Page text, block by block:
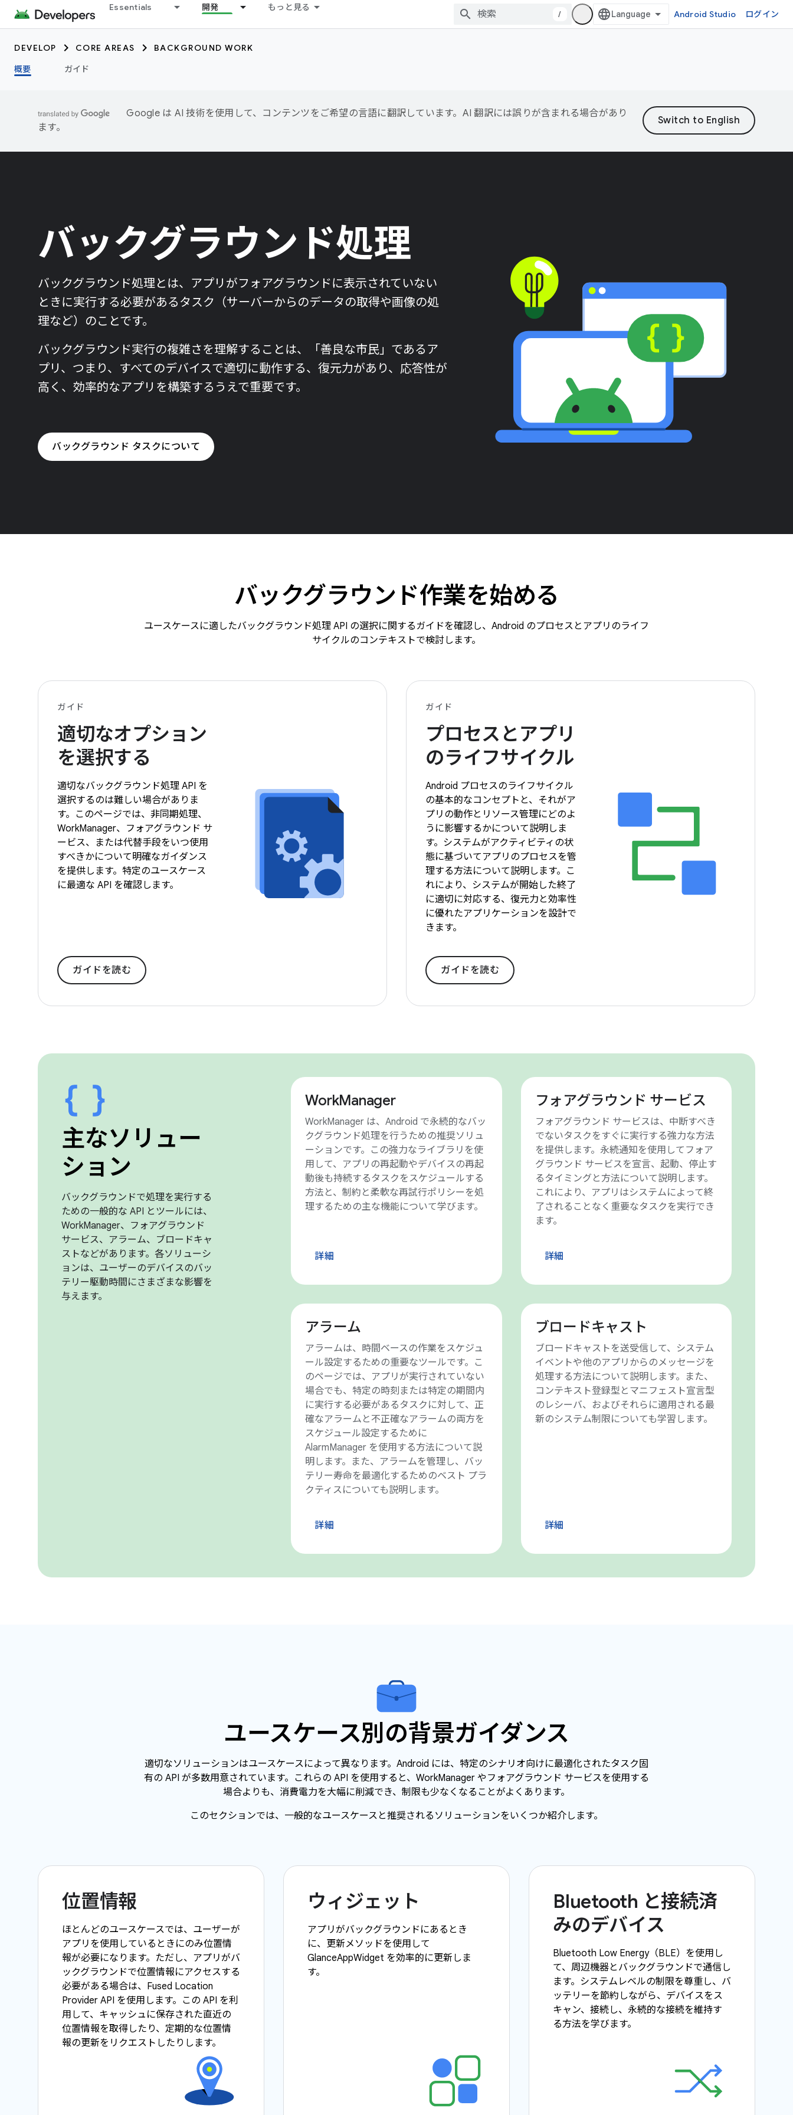
Essentials 開発 もっと見る
/ Android Studio ログイン
DEVELOP CORE AREAS
BACKGROUND WORK
概要
ガイド
Google は AI 技術を使用して、コンテンツをご希望の言語に翻訳しています。AI 翻訳には誤りが含まれる場合があり
ます。
バックグラウンド処理
バックグラウンド処理とは、アプリがフォアグラウンドに表示されていない
ときに実行する必要があるタスク（サーバーからのデータの取得や画像の処
理など）のことです。
バックグラウンド実行の複雑さを理解することは、「善良な市民」であるア
プリ、つまり、すべてのデバイスで適切に動作する、復元力があり、応答性が
高く、効率的なアプリを構築するうえで重要です。
バックグラウンド タスクについて
バックグラウンド作業を始める
ユースケースに適したバックグラウンド処理 API の選択に関するガイドを確認し、Android のプロセスとアプリのライフ
サイクルのコンテキストで検討します。
ガイド
適切なオプション
を選択する
適切なバックグラウンド処理 API を
選択するのは難しい場合がありま
す。このページでは、非同期処理、
WorkManager、フォアグラウンド サ
ービス、または代替手段をいつ使用
すべきかについて明確なガイダンス
を提供します。特定のユースケース
に最適な API を確認します。
ガイドを読む
ガイド
プロセスとアプリ
のライフサイクル
Android プロセスのライフサイクル
の基本的なコンセプトと、それがア
プリの動作とリソース管理にどのよ
うに影響するかについて説明しま
す。システムがアクティビティの状
態に基づいてアプリのプロセスを管
理する方法について説明します。こ
れにより、システムが開始した終了
に適切に対応する、復元力と効率性
に優れたアプリケーションを設計で
きます。
ガイドを読む
主なソリュー
ション
バックグラウンドで処理を実行する
ための一般的な API とツールには、
WorkManager、フォアグラウンド
サービス、アラーム、ブロードキャ
ストなどがあります。各ソリューシ
ョンは、ユーザーのデバイスのバッ
テリー駆動時間にさまざまな影響を
与えます。
WorkManager
WorkManager は、Android で永続的なバッ
クグラウンド処理を行うための推奨ソリュ
ーションです。この強力なライブラリを使
用して、アプリの再起動やデバイスの再起
動後も持続するタスクをスケジュールする
方法と、制約と柔軟な再試行ポリシーを処
理するための主な機能について学びます。
詳細
フォアグラウンド サービス
フォアグラウンド サービスは、中断すべき
でないタスクをすぐに実行する強力な方法
を提供します。永続通知を使用してフォア
グラウンド サービスを宣言、起動、停止す
るタイミングと方法について説明します。
これにより、アプリはシステムによって終
了されることなく重要なタスクを実行でき
ます。
詳細
アラーム
アラームは、時間ベースの作業をスケジュ
ール設定するための重要なツールです。こ
のページでは、アプリが実行されていない
場合でも、特定の時刻または特定の期間内
に実行する必要があるタスクに対して、正
確なアラームと不正確なアラームの両方を
スケジュール設定するために
AlarmManager を使用する方法について説
明します。また、アラームを管理し、バッ
テリー寿命を最適化するためのベスト プラ
クティスについても説明します。
詳細
ブロードキャスト
ブロードキャストを送受信して、システム
イベントや他のアプリからのメッセージを
処理する方法について説明します。また、
コンテキスト登録型とマニフェスト宣言型
のレシーバ、およびそれらに適用される最
新のシステム制限についても学習します。
詳細
ユースケース別の背景ガイダンス
適切なソリューションはユースケースによって異なります。Android には、特定のシナリオ向けに最適化されたタスク固
有の API が多数用意されています。これらの API を使用すると、WorkManager やフォアグラウンド サービスを使用する
場合よりも、消費電力を大幅に削減でき、制限も少なくなることがよくあります。
このセクションでは、一般的なユースケースと推奨されるソリューションをいくつか紹介します。
位置情報
ほとんどのユースケースでは、ユーザーが
アプリを使用しているときにのみ位置情
報が必要になります。ただし、アプリがバ
ックグラウンドで位置情報にアクセスする
必要がある場合は、Fused Location
Provider API を使用します。この API を利
用して、キャッシュに保存された直近の
位置情報を取得したり、定期的な位置情
報の更新をリクエストしたりします。
ウィジェット
アプリがバックグラウンドにあるとき
に、更新メソッドを使用して
GlanceAppWidget を効率的に更新しま
す。
Bluetooth と接続済
みのデバイス
Bluetooth Low Energy（BLE）を使用し
て、周辺機器とバックグラウンドで通信し
ます。システムレベルの制限を尊重し、バ
ッテリーを節約しながら、デバイスをス
キャン、接続し、永続的な接続を維持す
る方法を学びます。